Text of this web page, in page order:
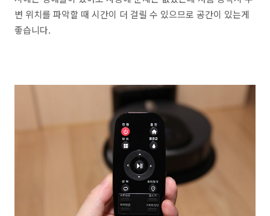
변 위치를 파악할 때 시간이 더 걸릴 수 있으므로 공간이 있는게
좋습니다.